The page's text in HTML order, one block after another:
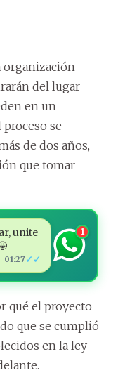
organización
del lugar
en un
se
de dos años,
que tomar
unite
01:27 ✓✓
1
qué el proyecto
que se cumplió
en la ley